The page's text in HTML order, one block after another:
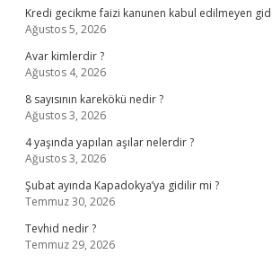
Kredi gecikme faizi kanunen kabul edilmeyen
Ağustos 5, 2026
Avar kimlerdir ?
Ağustos 4, 2026
8 sayısının karekökü nedir ?
Ağustos 3, 2026
4 yaşında yapılan aşılar nelerdir ?
Ağustos 3, 2026
Şubat ayında Kapadokya’ya gidilir mi ?
Temmuz 30, 2026
Tevhid nedir ?
Temmuz 29, 2026